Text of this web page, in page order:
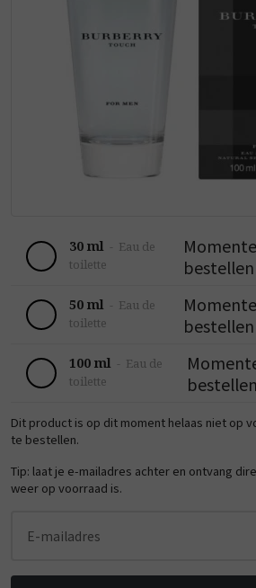
30 ml - Eau de
toilette
bestellen
50 ml - Eau de
toilette
bestellen
100 ml - Eau de
toilette
bestellen
Dit product is op dit moment helaas niet op
te bestellen.
Tip: laat je e-mailadres achter en ontvang
weer op voorraad is.
E-mailadres